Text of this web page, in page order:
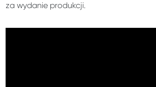
za wydanie produkcji.